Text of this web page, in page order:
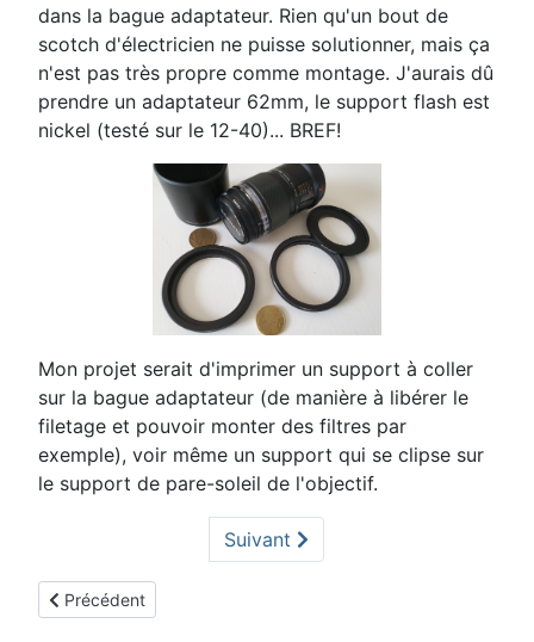
dans la bague adaptateur. Rien qu'un bout de
scotch d'électricien ne puisse solutionner, mais ça
n'est pas très propre comme montage. J'aurais dû
prendre un adaptateur 62mm, le support flash est
nickel (testé sur le 12-40)... BREF!
Mon projet serait d'imprimer un support à coller
sur la bague adaptateur (de manière à libérer le
filetage et pouvoir monter des filtres par
exemple), voir même un support qui se clipse sur
le support de pare-soleil de l'objectif.
Suivant
Article précédent : Imprimante 3D
Précédent